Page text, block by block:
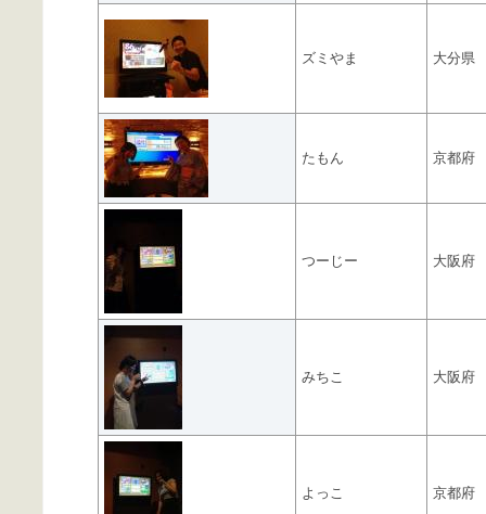
ズミやま 大分県
たもん 京都府
つーじー 大阪府
みちこ 大阪府
よっこ 京都府